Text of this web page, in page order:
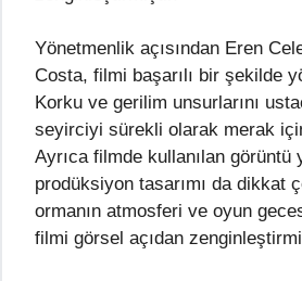
Yönetmenlik açısından Eren
Costa, filmi başarılı bir şekilde
Korku ve gerilim unsurlarını
seyirciyi sürekli olarak merak
Ayrıca filmde kullanılan görüntü
prodüksiyon tasarımı da dikkat
ormanın atmosferi ve oyun
filmi görsel açıdan